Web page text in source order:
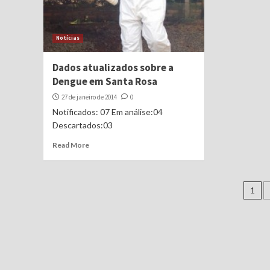
Notícias
Dados atualizados sobre a
Dengue em Santa Rosa
27 de janeiro de 2014 0
Notificados: 07 Em análise:04
Descartados:03
Read More
1